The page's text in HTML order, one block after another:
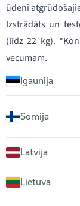
ūdeni
Izstrādāts un
(līdz 22 kg).
vecumam.
Igaunija
Somija
Latvija
Lietuva